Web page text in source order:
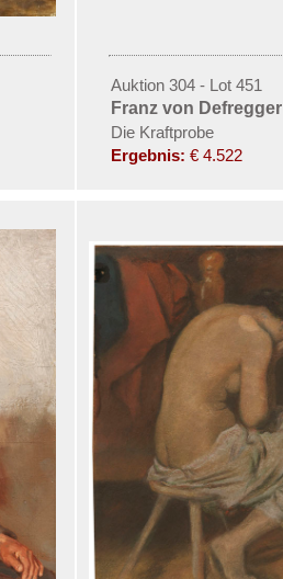
Auktion 304 - Lot 451
Franz von Defregger
Die Kraftprobe
Ergebnis: € 4.522